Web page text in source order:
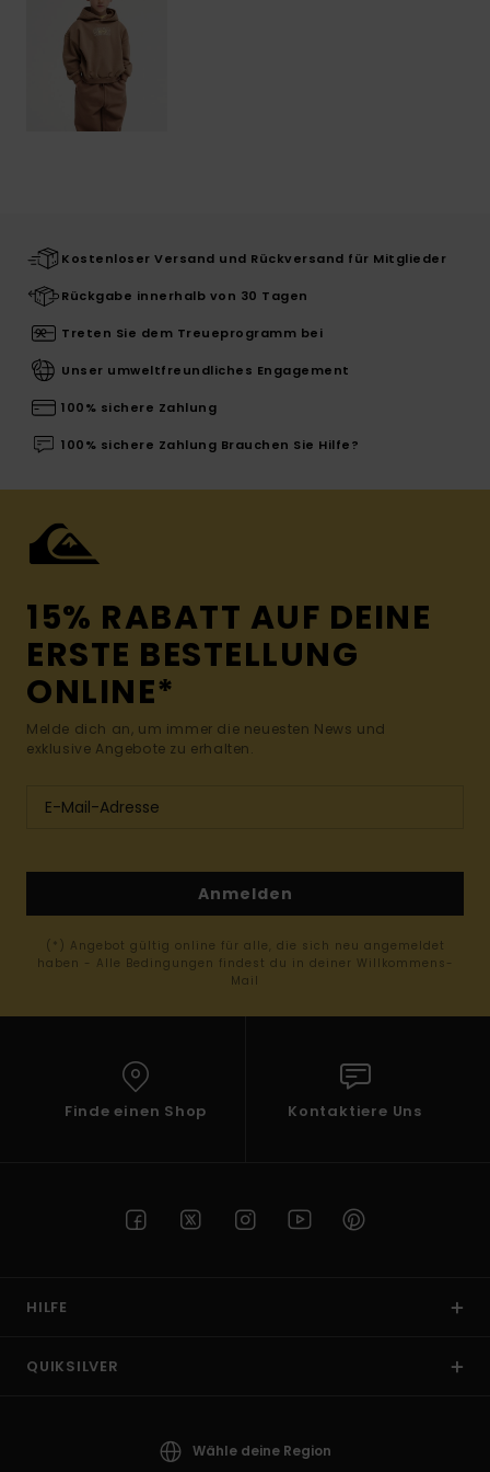
Kostenloser Versand und Rückversand für Mitglieder
Rückgabe innerhalb von 30 Tagen
Treten Sie dem Treueprogramm bei
Unser umweltfreundliches Engagement
100% sichere Zahlung
100% sichere Zahlung Brauchen Sie Hilfe?
15% RABATT AUF DEINE
ERSTE BESTELLUNG
ONLINE*
Melde dich an, um immer die neuesten News und
exklusive Angebote zu erhalten.
Anmelden
(*) Angebot gültig online für alle, die sich neu angemeldet
haben - Alle Bedingungen findest du in deiner Willkommens-
Mail
Finde einen Shop Kontaktiere Uns
HILFE
QUIKSILVER
Wähle deine Region